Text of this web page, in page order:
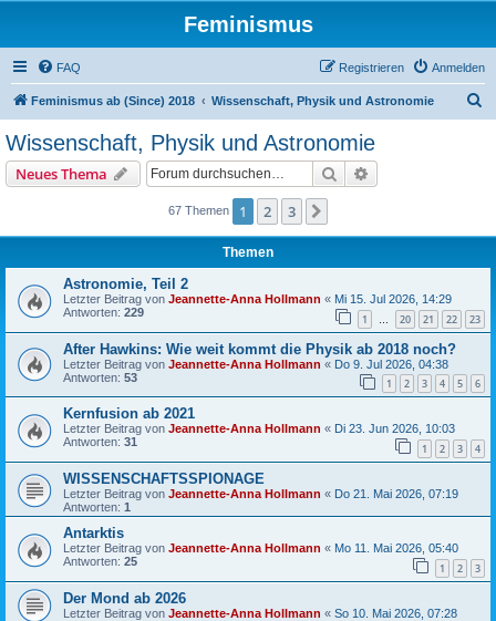
Feminismus
FAQ Anmelden
Registrieren
Feminismus ab (Since) 2018 Wissenschaft, Physik und Astronomie
Wissenschaft, Physik und Astronomie
Neues Thema Suche
67 Themen 1 2 3
Themen
Astronomie, Teil 2
Letzter Beitrag von Jeannette-Anna Hollmann « Mi 15. Jul 2026, 14:29
Antworten: 229 1 … 20 21 22 23
After Hawkins: Wie weit kommt die Physik ab 2018 noch?
Letzter Beitrag von Jeannette-Anna Hollmann « Do 9. Jul 2026, 04:38
Antworten: 53 1 2 3 4 5 6
Kernfusion ab 2021
Letzter Beitrag von Jeannette-Anna Hollmann « Di 23. Jun 2026, 10:03
Antworten: 31 1 2 3 4
WISSENSCHAFTSSPIONAGE
Letzter Beitrag von Jeannette-Anna Hollmann « Do 21. Mai 2026, 07:19
Antworten: 1
Antarktis
Letzter Beitrag von Jeannette-Anna Hollmann « Mo 11. Mai 2026, 05:40
Antworten: 25 1 2 3
Der Mond ab 2026
Letzter Beitrag von Jeannette-Anna Hollmann « So 10. Mai 2026, 07:28